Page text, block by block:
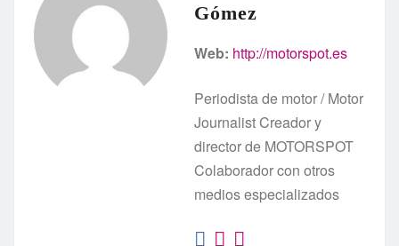
Gómez
Web: http://motorspot.es
Periodista de motor / Motor
Journalist Creador y
director de MOTORSPOT
Colaborador con otros
medios especializados